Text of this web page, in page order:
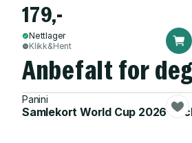
179,-
Nettlager
Klikk&Hent
Anbefalt for deg
Panini
Samlekort World Cup 2026